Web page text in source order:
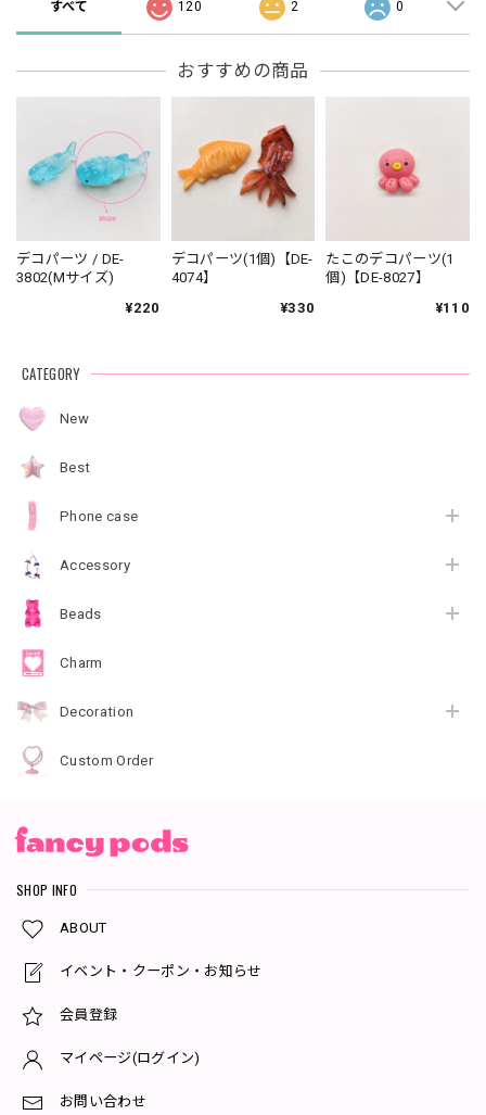
すべて 120 2 0
おすすめの商品
デコパーツ / DE-
3802(Mサイズ)
¥220
デコパーツ(1個)【DE-
4074】
¥330
たこのデコパーツ(1
個)【DE-8027】
¥110
CATEGORY
New
Best
Phone case
Accessory
Beads
Charm
Decoration
Custom Order
SHOP INFO
ABOUT
イベント・クーポン・お知らせ
会員登録
マイページ(ログイン)
お問い合わせ